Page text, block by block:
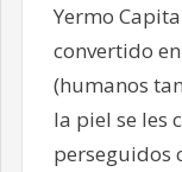
Yermo
convertido
(humanos
la piel se les
perseguidos